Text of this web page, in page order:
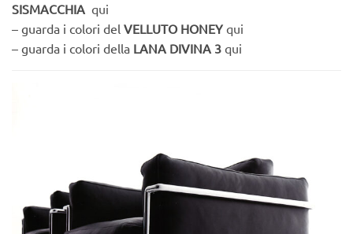
SISMACCHIA qui
– guarda i colori del VELLUTO HONEY qui
– guarda i colori della LANA DIVINA 3 qui